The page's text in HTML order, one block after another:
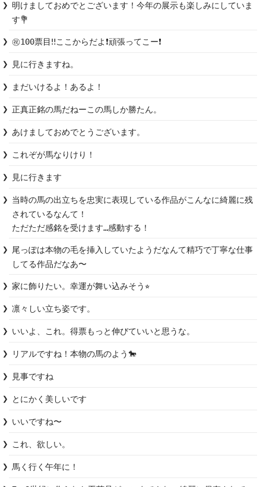
明けましておめでとございます！今年の展示も楽しみにしていま
す💐
㊗️100票目‼️ここからだよ❗️頑張ってこー❗️
見に行きますね。
まだいけるよ！あるよ！
正真正銘の馬だねーこの馬しか勝たん。
あけましておめでとうございます。
これぞが馬なりけり！
見に行きます
当時の馬の出立ちを忠実に表現している作品がこんなに綺麗に残
されているなんて！
ただただ感銘を受けます…感動する！
尾っぽは本物の毛を挿入していたようだなんて精巧で丁寧な仕事
してる作品だなあ〜
家に飾りたい。幸運が舞い込みそう⭐︎
凛々しい立ち姿です。
いいよ、これ。得票もっと伸びていいと思うな。
リアルですね！本物の馬のよう🐎
見事ですね
とにかく美しいです
いいですね〜
これ、欲しい。
馬く行く午年に！